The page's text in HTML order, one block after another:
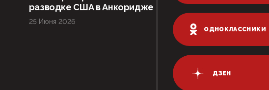
разводке США в Анкоридже
25 Июня 2026
ОДНОКЛАССНИКИ
ДЗЕН